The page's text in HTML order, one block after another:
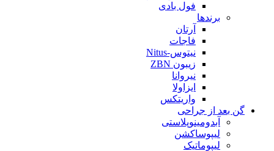
فول بادی
برندها
آرتان
فاجات
نیتوس-Nitus
زیبون ZBN
نیروانا
ایزاولا
واریتکس
گن بعد از جراحی
آبدومینوپلاستی
لیپوساکشن
لیپوماتیک